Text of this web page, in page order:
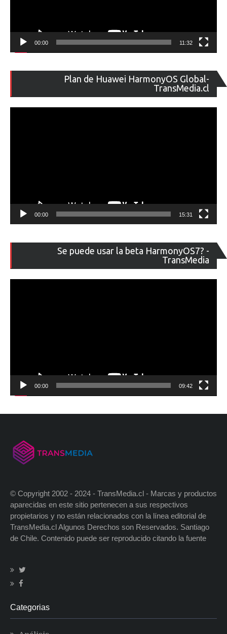
00:00 11:32
Plan de Huawei HarmonyOS Global-
TransMedia.cl
de
00:00 15:31
Se puede usar la beta HarmonyOS7? -
TransMedia
de
00:00 09:42
© Copyright 2002 - 2024 - TransMedia.cl - Marcas y productos
aparecidas en este sitio pertenecen a sus respectivos
propietarios y no están relacionados con la línea editorial de
TransMedia.cl Algunos Derechos son Reservados. Santiago
de Chile. Contenido puede ser reproducido citando la fuente
Categorias